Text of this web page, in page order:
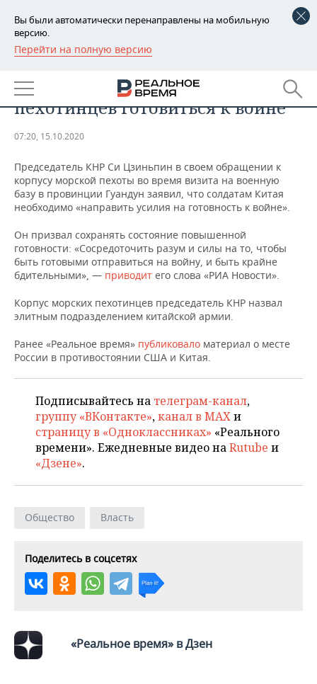
Вы были автоматически перенаправлены на мобильную
версию.
Перейти на полную версию
РЕГИОНЫ
БАШКОРТОСТАН
ТАТАРСТАН
НОВОСТИ
АНАЛИТИКА
ДЕКЛАРАЦИИ О ДОХОДАХ
КОРОЛИ ГОСЗАКАЗА ПФО
ВУЗЫ ТАТАРСТАНА
КОМУ ПРИНАДЛЕЖАТ
ТАТАРСТАНА
НОВОСТИ ЭКОНОМИКИ
ФИНАНСЫ
БАНКИ
БЮДЖЕТ
ИНВЕСТИЦИИ
ПРОМЫШЛЕННОСТЬ
НОВОСТИ
АГРОПРОМ
НЕФТЕХИМИЯ
НЕФТЬ
ЭНЕРГЕТИКА
НЕДВИЖИМОСТЬ
НОВОСТИ НЕДВИЖИМОСТИ
АВТО
НОВОСТИ АВТО
БИЗНЕС
НОВОСТИ БИЗНЕСА
РОЗНИЧНАЯ ТОРГОВЛЯ
ТРАНСПОРТ
УСЛУГИ
ТЕХНОЛОГИИ
НОВОСТИ ТЕХНОЛОГИЙ
IT
МЕДИА
ТЕЛЕКОММУНИКАЦИИ
МЕРОПРИЯТИЯ
НОВОСТИ МЕРОПРИЯТИЙ
ВЫЕЗДНАЯ РЕДАКЦИЯ
БИЗНЕС-БРАНЧИ
ONLINE-КОНФЕРЕНЦИИ
СПОРТ
НОВОСТИ СПОРТА
ФУТБОЛ
ХОККЕЙ
КИБЕРСПОРТ
ВОДНЫЕ ВИДЫ СПОРТА
ОБЩЕСТВО
НОВОСТИ ОБЩЕСТВА
ВЛАСТЬ
КУЛЬТУРА
ОБРАЗОВАНИЕ
ФОТОГАЛЕРЕЯ
СЮЖЕТЫ
СПИСОК КОМПАНИЙ
Си Цзиньпин призвал морских
пехотинцев готовиться к войне
07:20, 15.10.2020
Председатель КНР Си Цзиньпин в своем обращении к
корпусу морской пехоты во время визита на военную
базу в провинции Гуандун заявил, что солдатам Китая
необходимо «направить усилия на готовность к войне».
Он призвал сохранять состояние повышенной
готовности: «Сосредоточить разум и силы на то, чтобы
быть готовыми отправиться на войну, и быть крайне
бдительными», — приводит его слова «РИА Новости».
Корпус морских пехотинцев председатель КНР назвал
элитным подразделением китайской армии.
Ранее «Реальное время» публиковало материал о месте
России в противостоянии США и Китая.
Подписывайтесь на телеграм-канал,
группу «ВКонтакте»,канал в MAXи
страницу в «Одноклассниках» «Реального
времени». Ежедневные видео наRutube и
«Дзене».
Общество Власть
Поделитесь в соцсетях
«Реальное время» в Дзен